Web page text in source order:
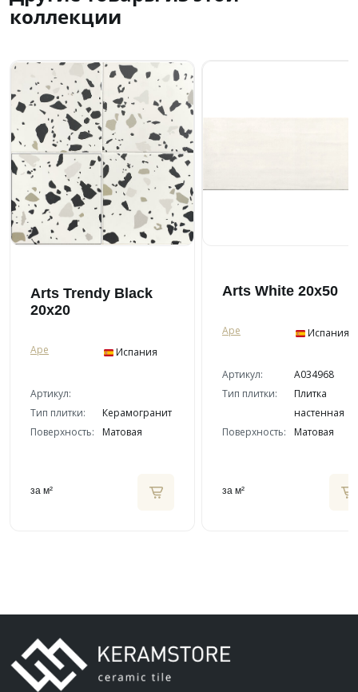
коллекции
Arts Trendy Black
20x20
Ape Испания
Артикул:
Тип плитки:
Керамогранит
Поверхность:
Матовая
за м²
Arts White 20x50
Ape Испания
Артикул:
A034968
Тип плитки:
Плитка
настенная
Поверхность:
Матовая
за м²